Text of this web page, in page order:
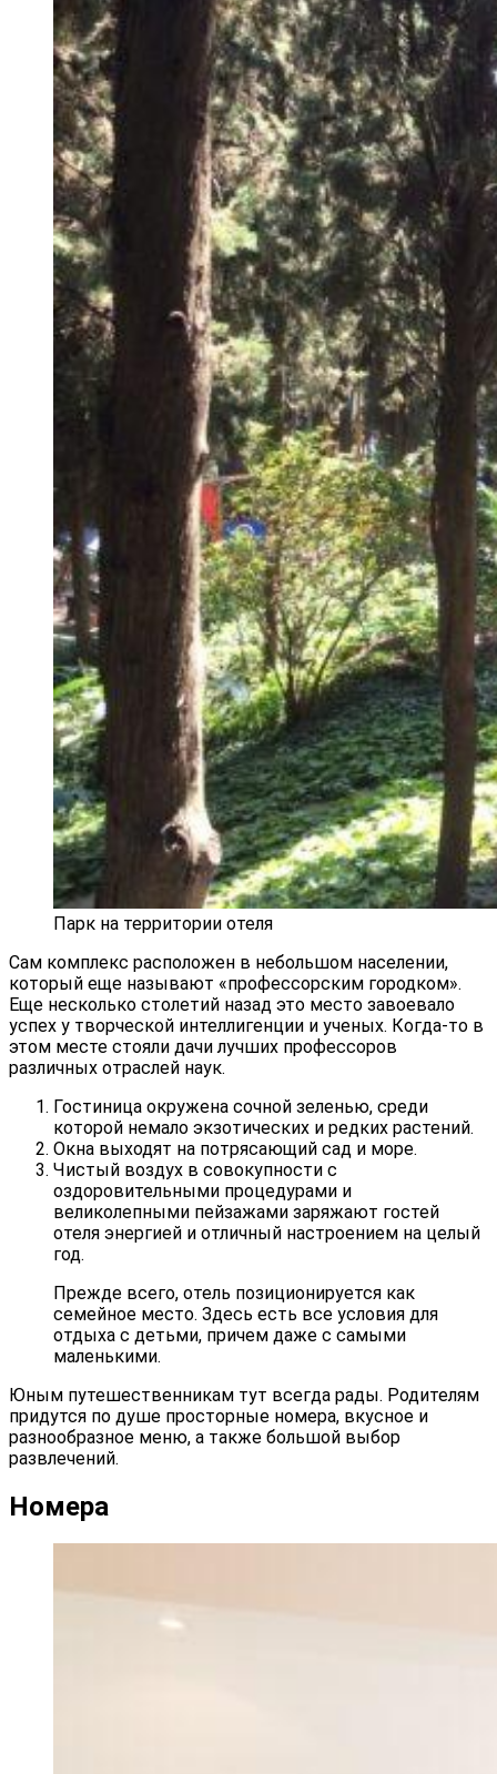
Парк на территории отеля
Сам комплекс расположен в небольшом населении,
который еще называют «профессорским городком».
Еще несколько столетий назад это место завоевало
успех у творческой интеллигенции и ученых. Когда-то в
этом месте стояли дачи лучших профессоров
различных отраслей наук.
Гостиница окружена сочной зеленью, среди
которой немало экзотических и редких растений.
Окна выходят на потрясающий сад и море.
Чистый воздух в совокупности с
оздоровительными процедурами и
великолепными пейзажами заряжают гостей
отеля энергией и отличный настроением на целый
год.
Прежде всего, отель позиционируется как
семейное место. Здесь есть все условия для
отдыха с детьми, причем даже с самыми
маленькими.
Юным путешественникам тут всегда рады. Родителям
придутся по душе просторные номера, вкусное и
разнообразное меню, а также большой выбор
развлечений.
Номера